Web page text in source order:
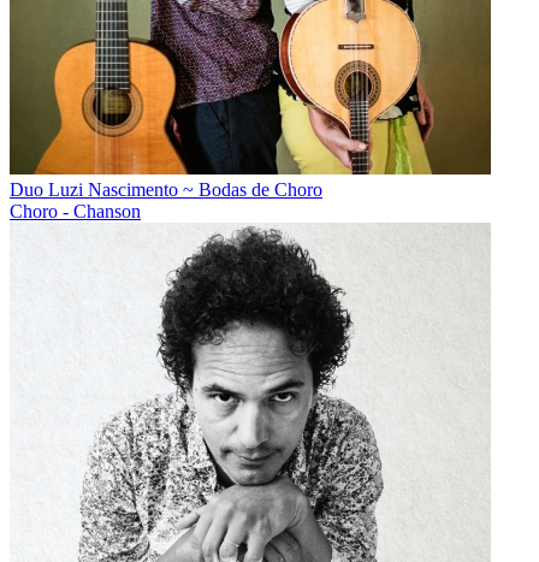
Duo Luzi Nascimento ~ Bodas de Choro
Choro - Chanson